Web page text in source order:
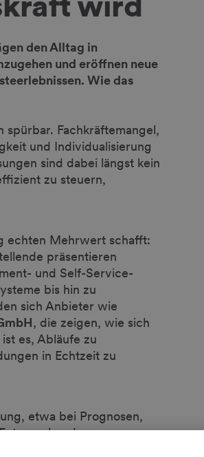
den Alltag in
und eröffnen neue
Wie das
Fachkräftemangel,
und Individualisierung
sind dabei längst kein
zu steuern,
echten Mehrwert schafft:
präsentieren
und Self-Service-
bis hin zu
sich Anbieter wie
, die zeigen, wie sich
es, Abläufe zu
in Echtzeit zu
etwa bei Prognosen,
Ausstellende wie